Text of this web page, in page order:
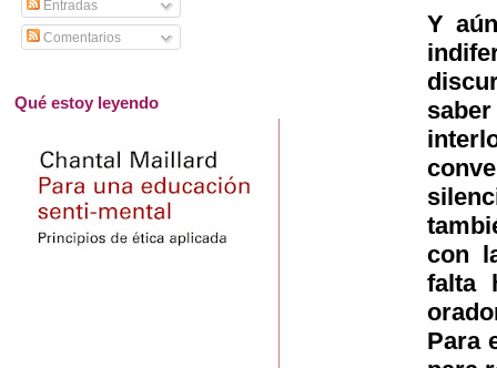
Y
con
falta
Para
Entradas
Comentarios
Qué estoy leyendo